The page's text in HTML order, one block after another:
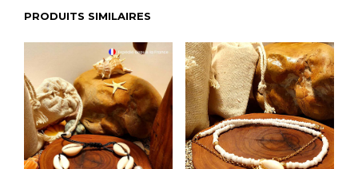
PRODUITS SIMILAIRES